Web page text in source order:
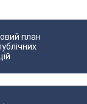
план